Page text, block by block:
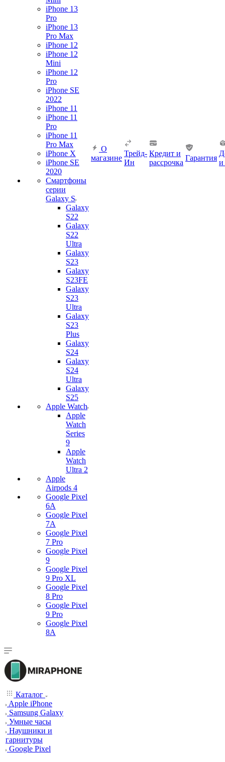
iPhone 13
Pro
iPhone 13
Pro Max
iPhone 12
iPhone 12
Mini
iPhone 12
Pro
iPhone SE
2022
iPhone 11
iPhone 11
Pro
iPhone 11
Pro Max
iPhone X
iPhone SE
2020
Смартфоны
серии
Galaxy S
Galaxy
S22
Galaxy
S22
Ultra
Galaxy
S23
Galaxy
S23FE
Galaxy
S23
Ultra
Galaxy
S23
Plus
Galaxy
S24
Galaxy
S24
Ultra
Galaxy
S25
Apple Watch
Apple
Watch
Series
9
Apple
Watch
Ultra 2
Apple
Airpods 4
Google Pixel
6A
Google Pixel
7А
Google Pixel
7 Pro
Google Pixel
9
Google Pixel
9 Pro XL
Google Pixel
8 Pro
Google Pixel
9 Pro
Google Pixel
8A
О
магазине
Трейд-
Ин
Кредит и
рассрочка
Гарантия
и
Каталог
Apple iPhone
Samsung Galaxy
Умные часы
Наушники и
гарнитуры
Google Pixel